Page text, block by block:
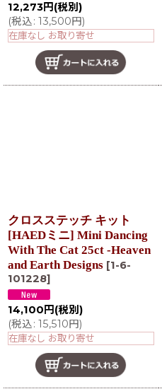
12,273円 (税別)
(税込: 13,500円)
在庫なし お取り寄せ
クロスステッチ キット
[HAEDミニ] Mini Dancing
With The Cat 25ct -Heaven
and Earth Designs [1-6-
101228]
14,100 円 (税別)
(税込: 15,510円)
在庫なし お取り寄せ